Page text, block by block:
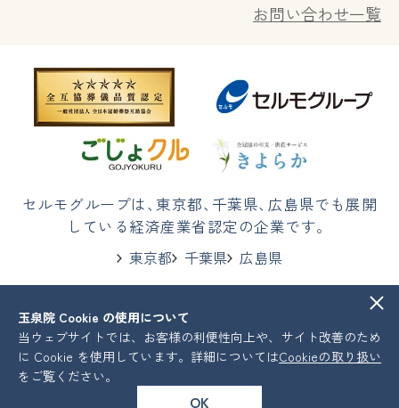
お問い合わせ一覧
セルモグループは、東京都、 千葉県、 広島県でも展開
している経済産業省認定の企業です。
東京都
千葉県 広島県
株式会社セルモ
COPYRIGHT © Celmo All Rights Reserved.
玉泉院 Cookie の使用について
当ウェブサイトでは、お客様の利便性向上や、サイト改善のため
に Cookie を使用しています。詳細についてはCookieの取り扱い
をご覧ください。
OK